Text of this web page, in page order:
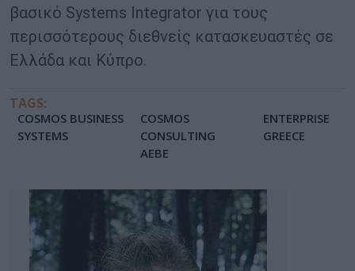
βασικό Systems Integrator για τους
περισσότερους διεθνείς κατασκευαστές σε
Ελλάδα και Κύπρο.
TAGS:
COSMOS BUSINESS
SYSTEMS
COSMOS
CONSULTING
AEBE
ENTERPRISE
GREECE